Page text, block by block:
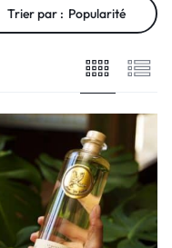
Trier par : Popularité